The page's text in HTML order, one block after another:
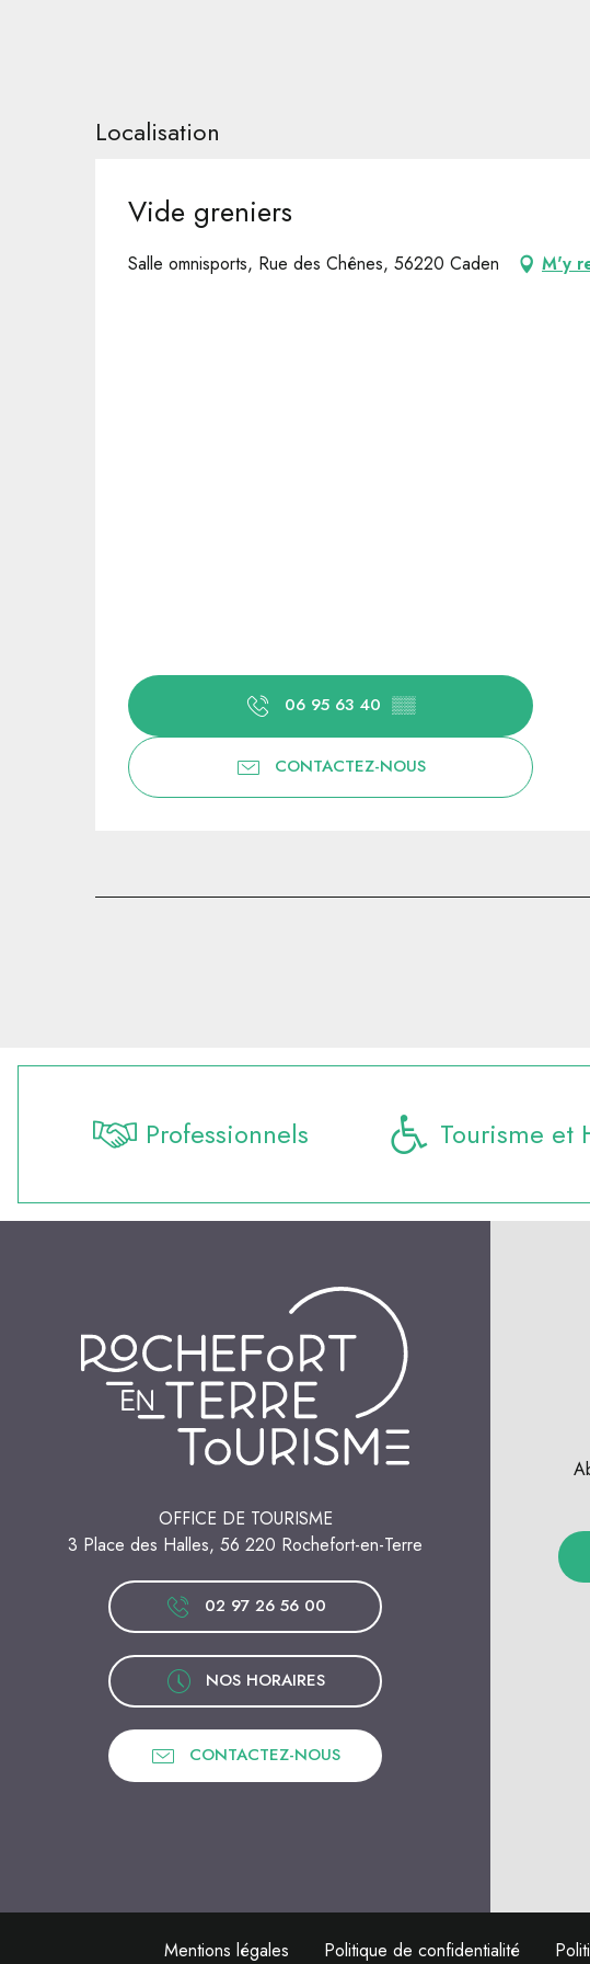
Localisation
Vide greniers
Salle omnisports, Rue des Chênes, 56220 Caden M'y
06 95 63 40 ▒▒
CONTACTEZ-NOUS
Professionnels Tourisme et
OFFICE DE TOURISME
3 Place des Halles, 56 220 Rochefort-en-Terre
02 97 26 56 00
NOS HORAIRES
CONTACTEZ-NOUS
Mentions légales Politique de confidentialité